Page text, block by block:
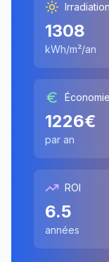
Irradiation
1308
kWh/m²/an
1226€
par an
ROI
6.5
années